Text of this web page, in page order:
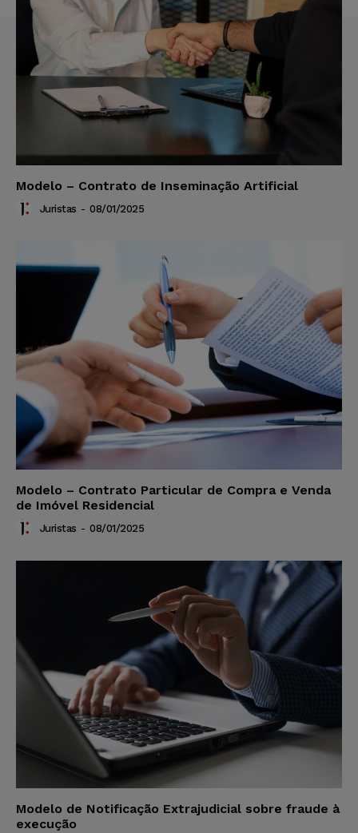
Modelo – Contrato de Inseminação Artificial
Juristas - 08/01/2025
Modelo – Contrato Particular de Compra e Venda
de Imóvel Residencial
Juristas - 08/01/2025
Modelo de Notificação Extrajudicial sobre fraude à
execução